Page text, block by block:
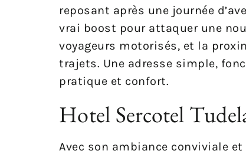
reposant après une journée
vrai boost pour attaquer une
voyageurs motorisés, et la
trajets. Une adresse simple,
pratique et confort.
Hotel Sercotel
Avec son ambiance conviviale